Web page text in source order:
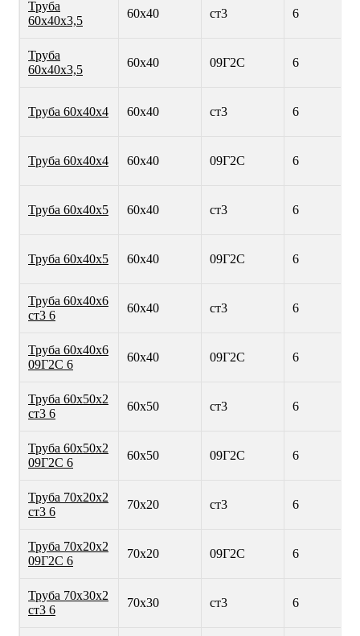
Труба
60х40х3,5
60х40 ст3 6
Труба
60х40х3,5
60х40 09Г2С 6
Труба 60х40х4 60х40 ст3 6
Труба 60х40х4 60х40 09Г2С 6
Труба 60х40х5 60х40 ст3 6
Труба 60х40х5 60х40 09Г2С 6
Труба 60х40х6
ст3 6
60х40 ст3 6
Труба 60х40х6
09Г2С 6
60х40 09Г2С 6
Труба 60х50х2
ст3 6
60х50 ст3 6
Труба 60х50х2
09Г2С 6
60х50 09Г2С 6
Труба 70х20х2
ст3 6
70х20 ст3 6
Труба 70х20х2
09Г2С 6
70х20 09Г2С 6
Труба 70х30х2
ст3 6
70х30 ст3 6